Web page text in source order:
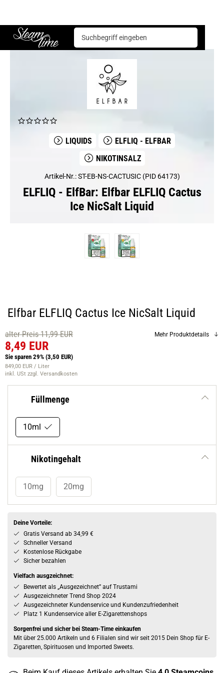
Steam time
ELFLIQ - ElfBar Elfbar ELFLIQ Cactus Ice NicSalt Liquid
LIQUIDS
ELFLIQ - ELFBAR
NIKOTINSALZ
Artikel-Nr.: ST-EB-NS-CACTUSIC (PID 64173)
ELFLIQ - ElfBar: Elfbar ELFLIQ Cactus
Ice NicSalt Liquid
Elfbar ELFLIQ Cactus Ice NicSalt Liquid
alter Preis 11,99 EUR
8,49 EUR
Sie sparen 29% (3,50 EUR)
849,00 EUR / Liter
inkl. USt zzgl. Versandkosten
Mehr Produktdetails
Füllmenge
10ml
Nikotingehalt
10mg 20mg
Deine Vorteile:
Gratis Versand ab 34,99 €
Schneller Versand
Kostenlose Rückgabe
Sicher bezahlen
Vielfach ausgzeichnet:
Bewertet als „Ausgezeichnet” auf Trustami
Ausgezeichneter Trend Shop 2024
Ausgezeichneter Kundenservice und Kundenzufriedenheit
Platz 1 Kundenservice aller E-Zigarettenshops
Sorgenfrei und sicher bei Steam-Time einkaufen
Mit über 25.000 Artikeln und 6 Filialen sind wir seit 2015 Dein Shop für E-
Zigaretten, Spirituosen und Imported Sweets.